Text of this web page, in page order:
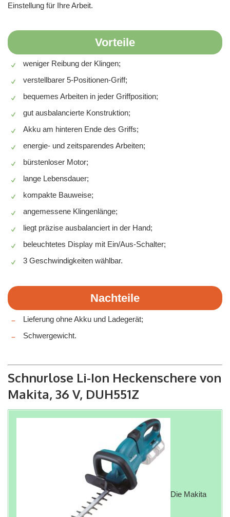
Einstellung für Ihre Arbeit.
Vorteile
weniger Reibung der Klingen;
verstellbarer 5-Positionen-Griff;
bequemes Arbeiten in jeder Griffposition;
gut ausbalancierte Konstruktion;
Akku am hinteren Ende des Griffs;
energie- und zeitsparendes Arbeiten;
bürstenloser Motor;
lange Lebensdauer;
kompakte Bauweise;
angemessene Klingenlänge;
liegt präzise ausbalanciert in der Hand;
beleuchtetes Display mit Ein/Aus-Schalter;
3 Geschwindigkeiten wählbar.
Nachteile
Lieferung ohne Akku und Ladegerät;
Schwergewicht.
Schnurlose Li-Ion Heckenschere von
Makita, 36 V, DUH551Z
Die Makita